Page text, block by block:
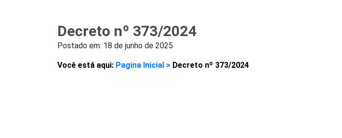
Decreto nº 373/2024
Postado em: 18 de junho de 2025
Você está aqui: Pagina Inicial > Decreto nº 373/2024